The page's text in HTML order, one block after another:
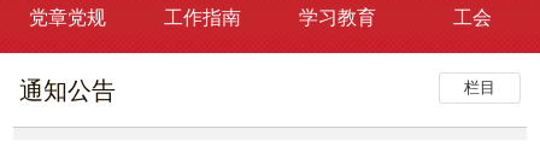
党章党规 工作指南 学习教育 工会
栏目
通知公告